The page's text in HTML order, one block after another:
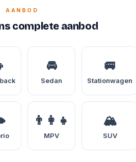
AANBOD
complete aanbod
🚘
Sedan
🚐
Stationwagen
👨‍👩‍👧
MPV
🏔️
SUV